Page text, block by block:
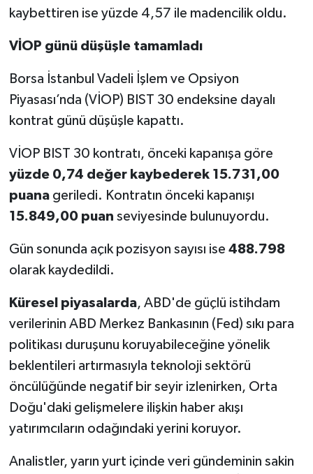
kaybettiren ise yüzde 4,57 ile madencilik oldu.
VİOP günü düşüşle tamamladı
Borsa İstanbul Vadeli İşlem ve Opsiyon
Piyasası’nda (VİOP) BIST 30 endeksine dayalı
kontrat günü düşüşle kapattı.
VİOP BIST 30 kontratı, önceki kapanışa göre
yüzde 0,74 değer kaybederek 15.731,00
puanageriledi. Kontratın önceki kapanışı
15.849,00 puan seviyesinde bulunuyordu.
Gün sonunda açık pozisyon sayısı ise 488.798
olarak kaydedildi.
Küresel piyasalarda, ABD'de güçlü istihdam
verilerinin ABD Merkez Bankasının (Fed) sıkı para
politikası duruşunu koruyabileceğine yönelik
beklentileri artırmasıyla teknoloji sektörü
öncülüğünde negatif bir seyir izlenirken, Orta
Doğu'daki gelişmelere ilişkin haber akışı
yatırımcıların odağındaki yerini koruyor.
Analistler, yarın yurt içinde veri gündeminin sakin